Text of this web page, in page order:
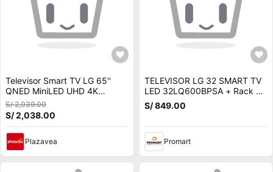
Televisor Smart TV LG 65''
QNED MiniLED UHD 4K
65QNED70BSA 2026 - Ant -
Rack Movible
S/ 2,039.00
S/ 2,038.00
Plazavea
TELEVISOR LG 32 SMART TV
LED 32LQ600BPSA + Rack +
Antena
S/ 849.00
Promart